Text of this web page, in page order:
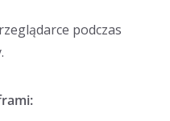
podczas